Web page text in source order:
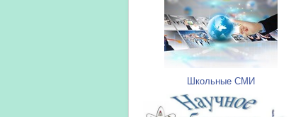
Школьные СМИ